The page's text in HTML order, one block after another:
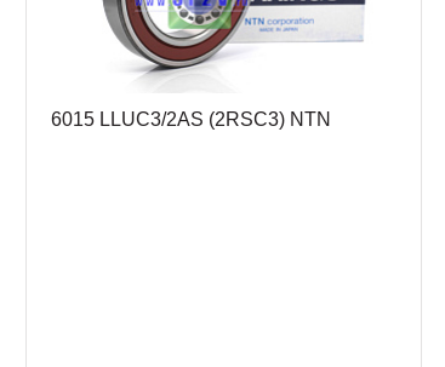
6015 LLUC3/2AS (2RSC3) NTN